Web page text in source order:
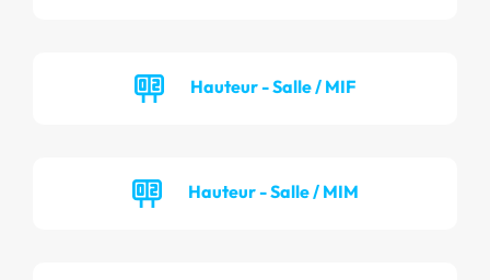
Hauteur - Salle / MIF
Hauteur - Salle / MIM